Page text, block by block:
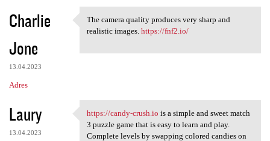
a
r
z
e
Charlie
Jone
13.04.2023
Adres
The camera quality produces
The camera quality produces very sharp and
realistic images. https://fnf2.io/
Laury
13.04.2023
https://candy-crush.io is a
https://candy-crush.io is a simple and sweet match
3 puzzle game that is easy to learn and play.
Complete levels by swapping colored candies on